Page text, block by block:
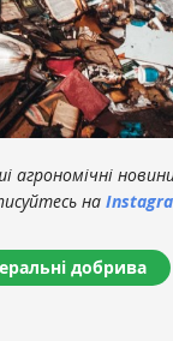
агрономічні
на
добрива